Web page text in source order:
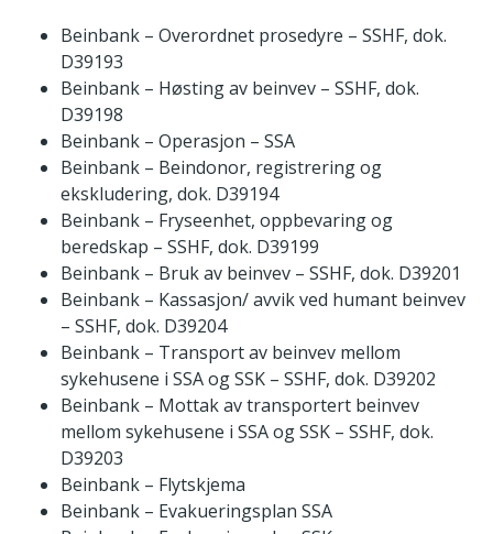
Beinbank – Overordnet prosedyre – SSHF, dok.
D39193
Beinbank – Høsting av beinvev – SSHF, dok.
D39198
Beinbank – Operasjon – SSA
Beinbank – Beindonor, registrering og
ekskludering, dok. D39194
Beinbank – Fryseenhet, oppbevaring og
beredskap – SSHF, dok. D39199
Beinbank – Bruk av beinvev – SSHF, dok. D39201
Beinbank – Kassasjon/ avvik ved humant beinvev
– SSHF, dok. D39204
Beinbank – Transport av beinvev mellom
sykehusene i SSA og SSK – SSHF, dok. D39202
Beinbank – Mottak av transportert beinvev
mellom sykehusene i SSA og SSK – SSHF, dok.
D39203
Beinbank – Flytskjema
Beinbank – Evakueringsplan SSA